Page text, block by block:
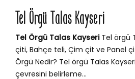
Tel Örgü Talas Kayseri
Tel Örgü Talas KayseriTel örgü
çiti, Bahçe teli, Çim çit ve Panel
Örgü Nedir? Tel örgü Talas
çevresini belirleme...